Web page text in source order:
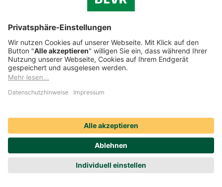
Zu der oben genannten Anlagemöglichkeit finden Sie hier die
nachhaltigkeitsbezogenen Offenlegungen:
Regelmäßige Informationen zum Monega FairInvest Aktien
R aufrufen
Weitere Rentenversicherungen (nicht fondsgebunden)
ökologische und/oder soziale Merkmale berücksichtigt.Zu der oben
genannten Anlagemöglichkeit finden Sie hier die
nachhaltigkeitsbezogenen Offenlegungen:
Regelmäßige Informationen zum Sicherungsvermögen
(DEVK Lebensversicherungsverein a.G.) herunterladen (PDF,
205 KB)